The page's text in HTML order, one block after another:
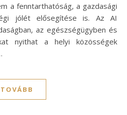
a fenntarthatóság, a gazdasági
jólét elősegítése is. Az AI
az egészségügyben és
nyithat a helyi közösségek
TOVÁBB